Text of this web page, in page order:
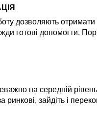
дозволяють отримати
готові допомогти.
на середній
ринкові, зайдіть і